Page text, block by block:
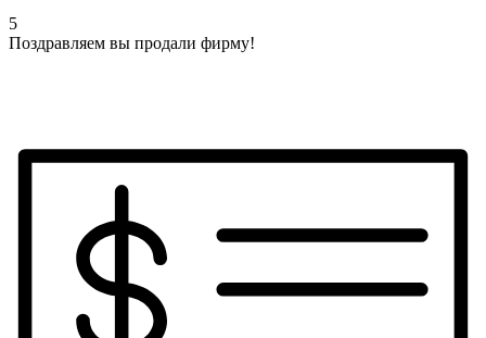
5
Поздравляем вы продали фирму!